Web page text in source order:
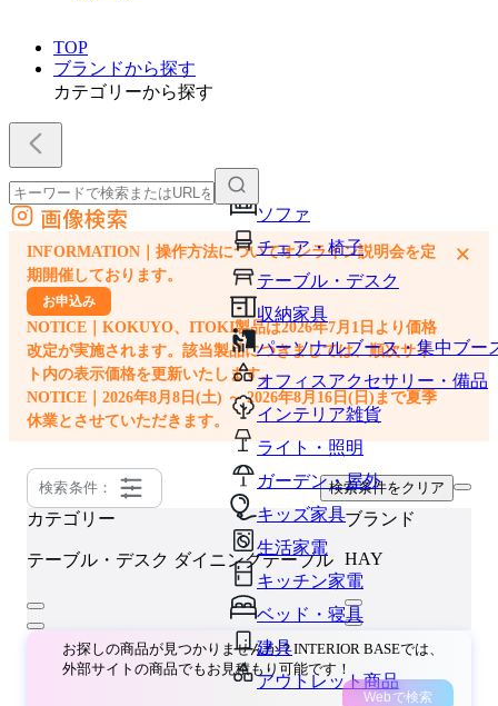
TOP
ブランドから探す
カテゴリーから探す
ソファ
チェア・椅子
テーブル・デスク
収納家具
パーソナルブース・集中ブー
オフィスアクセサリー・備品
インテリア雑貨
ライト・照明
ガーデン・屋外
キッズ家具
生活家電
キッチン家電
ベッド・寝具
建具
アウトレット商品
外部サイトの商品をカートに追加
他のサイトで見つけた商品ページのURLを貼り付けて、カートに追加できます
画像検索
INFORMATION｜操作方法についてオンライン説明会を定
期開催しております。
お申込み
NOTICE｜KOKUYO、ITOKI製品は2026年7月1日より価格
改定が実施されます。該当製品につきましては、順次サイ
ト内の表示価格を更新いたします。
NOTICE｜2026年8月8日(土) ～ 2026年8月16日(日)まで夏季
休業とさせていただきます。
×
検索条件： 検索条件をクリア
カテゴリー
テーブル・デスク ダイニングテーブル
ブランド
HAY
お探しの商品が見つかりませんか？INTERIOR BASEでは、
外部サイトの商品でもお見積もり可能です！
Webで検索